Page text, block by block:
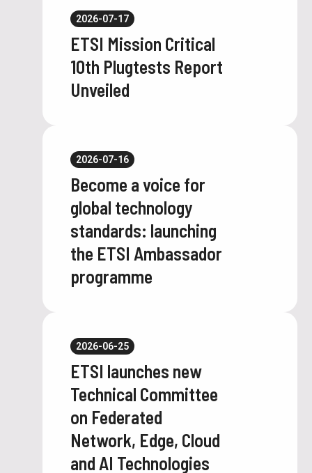
ETSI Mission Critical
10th Plugtests Report
Unveiled
2026-07-17
Become a voice for
global technology
standards: launching
the ETSI Ambassador
programme
2026-07-16
ETSI launches new
Technical Committee
on Federated
Network, Edge, Cloud
and AI Technologies
2026-06-25